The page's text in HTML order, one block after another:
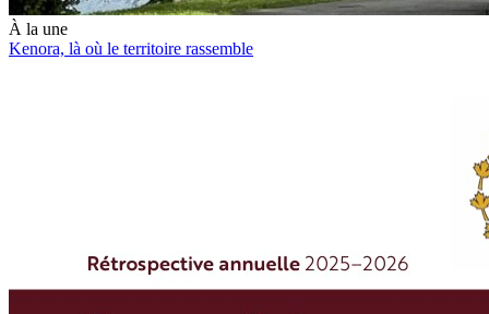
À la une
Kenora, là où le territoire rassemble